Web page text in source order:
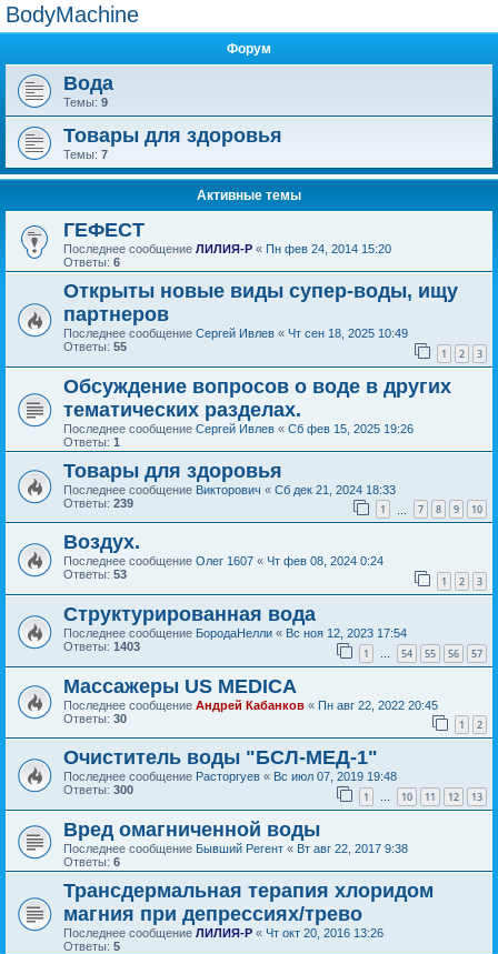
BodyMachine
Форум
Вода
Темы: 9
Товары для здоровья
Темы: 7
Активные темы
ГЕФЕСТ
Последнее сообщение ЛИЛИЯ-Р « Пн фев 24, 2014 15:20
Ответы: 6
Открыты новые виды супер-воды, ищу
партнеров
Последнее сообщение Сергей Ивлев « Чт сен 18, 2025 10:49
Ответы: 55 1 2 3
Обсуждение вопросов о воде в других
тематических разделах.
Последнее сообщение Сергей Ивлев « Сб фев 15, 2025 19:26
Ответы: 1
Товары для здоровья
Последнее сообщение Викторович « Сб дек 21, 2024 18:33
Ответы: 239 1 7 8 9 10
Воздух.
Последнее сообщение Олег 1607 « Чт фев 08, 2024 0:24
Ответы: 53 1 2 3
Структурированная вода
Последнее сообщение БородаНелли « Вс ноя 12, 2023 17:54
Ответы: 1403 1 … 54 55 56 57
Массажеры US MEDICA
Последнее сообщение Андрей Кабанков « Пн авг 22, 2022 20:45
Ответы: 30 1 2
Очиститель воды "БСЛ-МЕД-1"
Последнее сообщение Расторгуев « Вс июл 07, 2019 19:48
Ответы: 300 1 … 10 11 12 13
Вред омагниченной воды
Последнее сообщение Бывший Регент « Вт авг 22, 2017 9:38
Ответы: 6
Трансдермальная терапия хлоридом
магния при депрессиях/трево
Последнее сообщение ЛИЛИЯ-Р « Чт окт 20, 2016 13:26
Ответы: 5